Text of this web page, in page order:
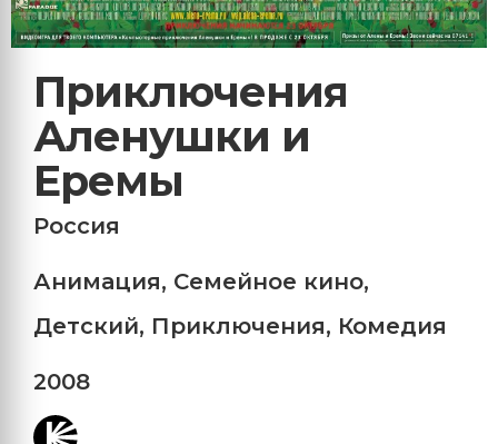
Приключения
Аленушки и
Еремы
Россия
Анимация, Семейное кино,
Детский, Приключения, Комедия
2008